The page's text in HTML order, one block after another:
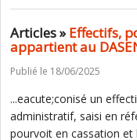
Articles »Effectifs,
appartient au
Publié le 18/06/2025
...eacute;conisé un
administratif, saisi en
pourvoit en cassation et